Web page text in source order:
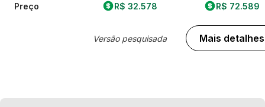
Preço R$ 32.578
Versão pesquisada
R$ 72.589
Mais detalhes